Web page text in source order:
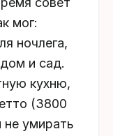
мог:
ночлега,
и сад.
кухню,
(3800
не умирать